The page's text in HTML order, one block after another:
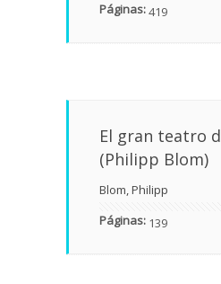
Páginas:419
El gran teatro
(Philipp Blom)
Blom, Philipp
Páginas: 139